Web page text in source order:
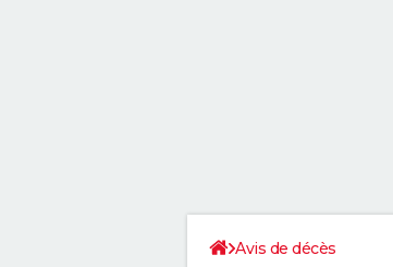
Avis de décès